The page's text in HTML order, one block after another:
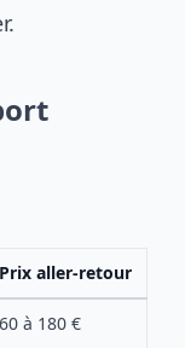
Prix aller-retour
60 à 180 €